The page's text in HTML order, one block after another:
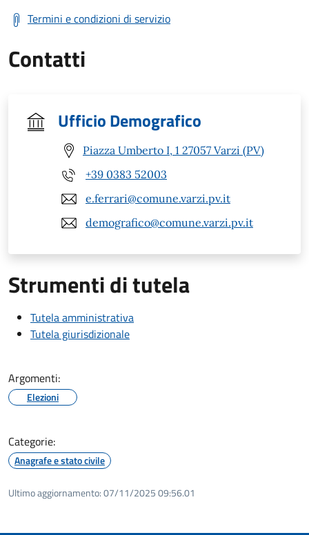
Termini e condizioni di servizio
Contatti
Ufficio Demografico
Piazza Umberto I, 1 27057 Varzi (PV)
+39 0383 52003
e.ferrari@comune.varzi.pv.it
demografico@comune.varzi.pv.it
Strumenti di tutela
Tutela amministrativa
Tutela giurisdizionale
Argomenti:
Elezioni
Categorie:
Anagrafe e stato civile
Ultimo aggiornamento:07/11/2025 09:56.01